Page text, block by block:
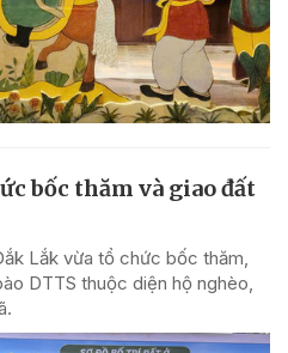
bốc thăm và giao đất
Lắk vừa tổ chức bốc thăm,
DTTS thuộc diện hộ nghèo,